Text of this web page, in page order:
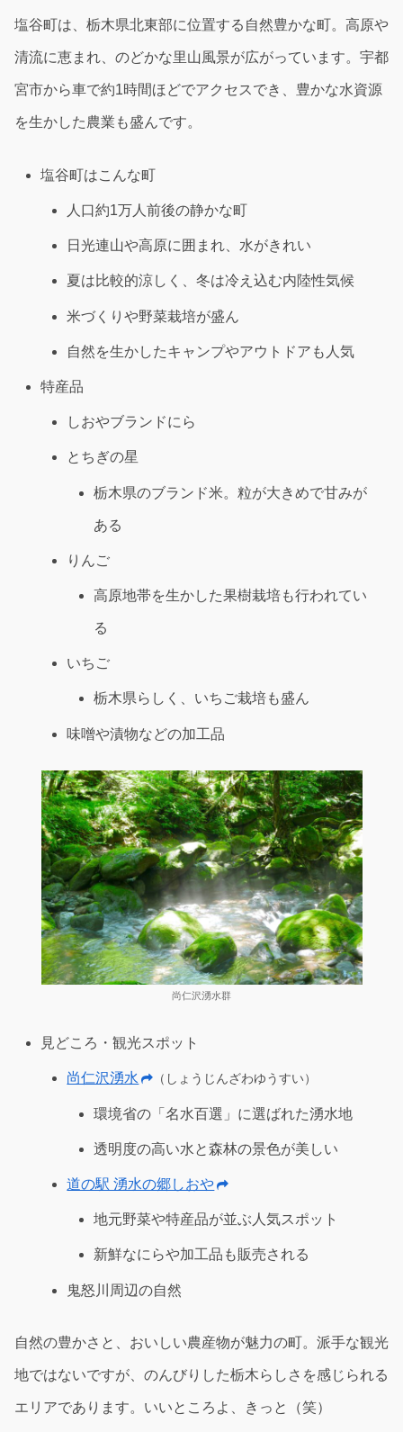
塩谷町は、栃木県北東部に位置する自然豊かな町。高原や
清流に恵まれ、のどかな里山風景が広がっています。宇都
宮市から車で約1時間ほどでアクセスでき、豊かな水資源
を生かした農業も盛んです。
塩谷町はこんな町
人口約1万人前後の静かな町
日光連山や高原に囲まれ、水がきれい
夏は比較的涼しく、冬は冷え込む内陸性気候
米づくりや野菜栽培が盛ん
自然を生かしたキャンプやアウトドアも人気
特産品
しおやブランドにら
とちぎの星
栃木県のブランド米。粒が大きめで甘みが
ある
りんご
高原地帯を生かした果樹栽培も行われてい
る
いちご
栃木県らしく、いちご栽培も盛ん
味噌や漬物などの加工品
尚仁沢湧水群
見どころ・観光スポット
尚仁沢湧水 （しょうじんざわゆうすい）
環境省の「名水百選」に選ばれた湧水地
透明度の高い水と森林の景色が美しい
道の駅 湧水の郷しおや
地元野菜や特産品が並ぶ人気スポット
新鮮なにらや加工品も販売される
鬼怒川周辺の自然
自然の豊かさと、おいしい農産物が魅力の町。派手な観光
地ではないですが、のんびりした栃木らしさを感じられる
エリアであります。いいところよ、きっと（笑）